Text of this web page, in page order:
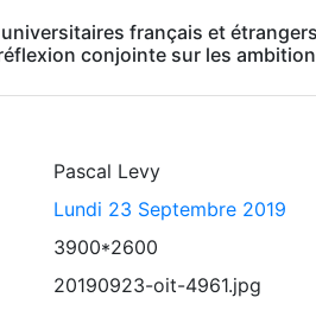
français et
conjointe sur les
Pascal Levy
Lundi 23 Septembre 2019
3900*2600
20190923-oit-4961.jpg